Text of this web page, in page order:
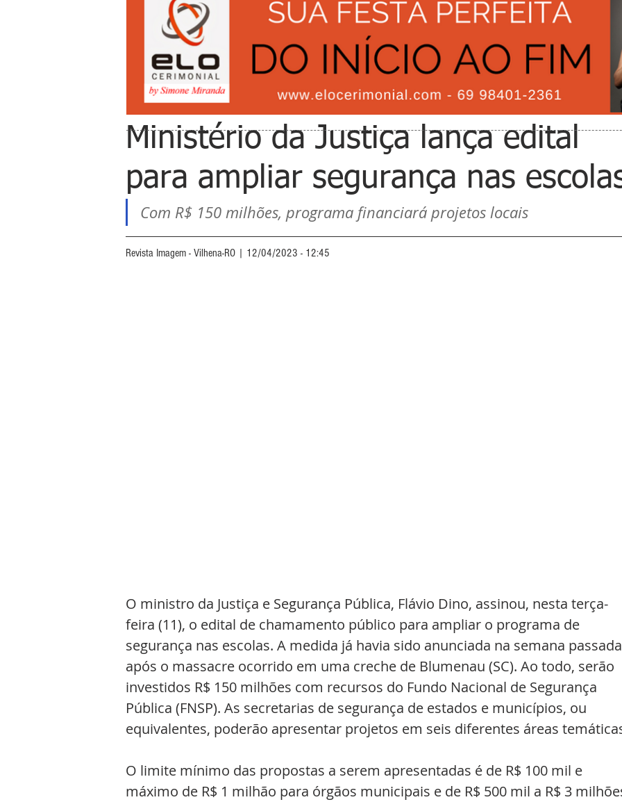
Ministério da Justiça lança edital
para ampliar segurança nas
Com R$ 150 milhões, programa financiará projetos locais
Revista Imagem - Vilhena-RO | 12/04/2023 - 12:45
O ministro da Justiça e Segurança Pública, Flávio Dino, assinou, nesta terça-
feira (11), o edital de chamamento público para ampliar o programa de
segurança nas escolas. A medida já havia sido anunciada na semana
após o massacre ocorrido em uma creche de Blumenau (SC). Ao todo, serão
investidos R$ 150 milhões com recursos do Fundo Nacional de Segurança
Pública (FNSP). As secretarias de segurança de estados e municípios, ou
equivalentes, poderão apresentar projetos em seis diferentes áreas
O limite mínimo das propostas a serem apresentadas é de R$ 100 mil e
máximo de R$ 1 milhão para órgãos municipais e de R$ 500 mil a R$ 3